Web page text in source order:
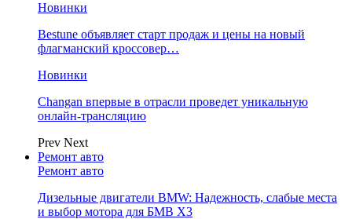
Новинки
Bestune объявляет старт продаж и цены на новый
флагманский кроссовер…
Новинки
Changan впервые в отрасли проведет уникальную
онлайн-трансляцию
Prev Next
Ремонт авто
Ремонт авто
Дизельные двигатели BMW: Надежность, слабые места
и выбор мотора для БМВ Х3